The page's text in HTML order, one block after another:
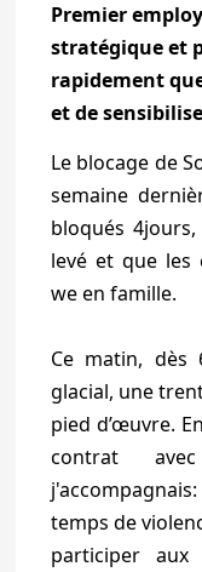
Premier
stratégique et
rapidement
et de
Le blocage de
semaine
bloqués
levé et que les
we en famille.
Ce matin,
glacial, une
pied d’œuvre.
contrat
temps de
participer